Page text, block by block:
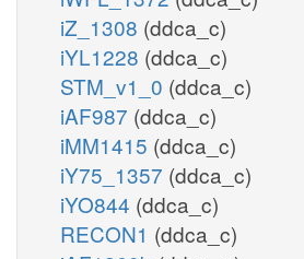
iZ_1308 (ddca_c)
iYL1228 (ddca_c)
STM_v1_0 (ddca_c)
iAF987 (ddca_c)
iMM1415 (ddca_c)
iY75_1357 (ddca_c)
iYO844 (ddca_c)
RECON1 (ddca_c)